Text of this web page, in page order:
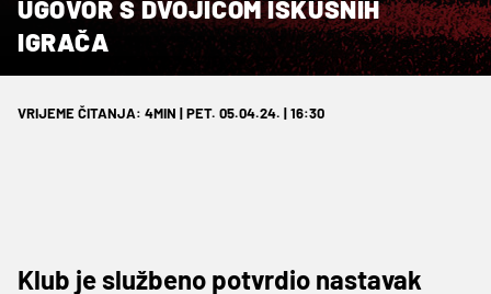
UGOVOR S DVOJICOM ISKUSNIH
IGRAČA
VRIJEME ČITANJA: 4MIN | PET. 05.04.24. | 16:30
Klub je službeno potvrdio nastavak